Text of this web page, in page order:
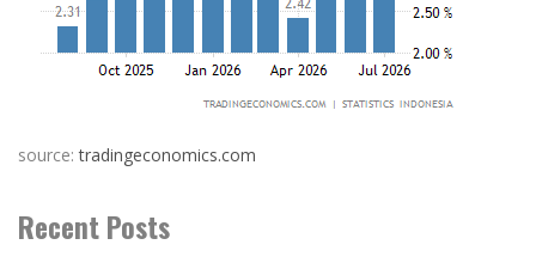
source:tradingeconomics.com
Recent Posts